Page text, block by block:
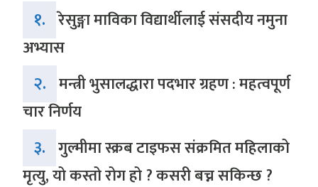
१. रेसुङ्गा माविका विद्यार्थीलाई संसदीय नमुना
अभ्यास
२. मन्त्री भुसालद्धारा पदभार ग्रहण : महत्वपूर्ण
चार निर्णय
३. गुल्मीमा स्क्रब टाइफस संक्रमित महिलाको
मृत्यु, यो कस्तो रोग हो ? कसरी बच्न सकिन्छ ?